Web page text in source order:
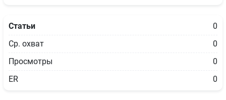
Статьи
0
Ср. охват
0
Просмотры
0
ER
0